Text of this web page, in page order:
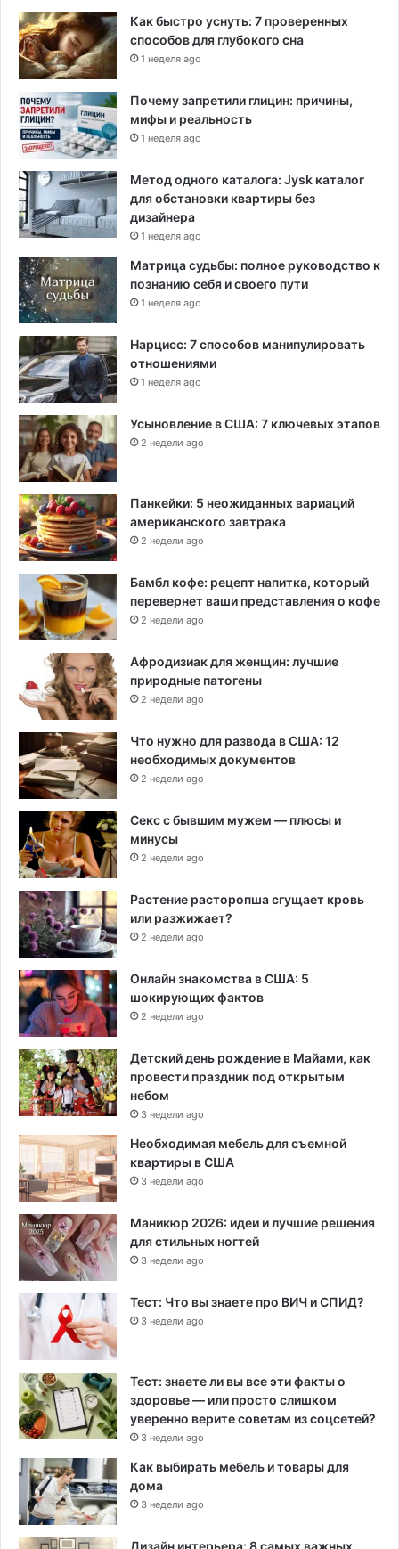
Как быстро уснуть: 7 проверенных
способов для глубокого сна
1 неделя ago
Почему запретили глицин: причины,
мифы и реальность
1 неделя ago
Метод одного каталога: Jysk каталог
для обстановки квартиры без
дизайнера
1 неделя ago
Матрица судьбы: полное руководство к
познанию себя и своего пути
1 неделя ago
Нарцисс: 7 способов манипулировать
отношениями
1 неделя ago
Усыновление в США: 7 ключевых этапов
2 недели ago
Панкейки: 5 неожиданных вариаций
американского завтрака
2 недели ago
Бамбл кофе: рецепт напитка, который
перевернет ваши представления о кофе
2 недели ago
Афродизиак для женщин: лучшие
природные патогены
2 недели ago
Что нужно для развода в США: 12
необходимых документов
2 недели ago
Секс с бывшим мужем — плюсы и
минусы
2 недели ago
Растение расторопша сгущает кровь
или разжижает?
2 недели ago
Онлайн знакомства в США: 5
шокирующих фактов
2 недели ago
Детский день рождение в Майами, как
провести праздник под открытым
небом
3 недели ago
Необходимая мебель для съемной
квартиры в США
3 недели ago
Маникюр 2026: идеи и лучшие решения
для стильных ногтей
3 недели ago
Тест: Что вы знаете про ВИЧ и СПИД?
3 недели ago
Тест: знаете ли вы все эти факты о
здоровье — или просто слишком
уверенно верите советам из соцсетей?
3 недели ago
Как выбирать мебель и товары для
дома
3 недели ago
Дизайн интерьера: 8 самых важных